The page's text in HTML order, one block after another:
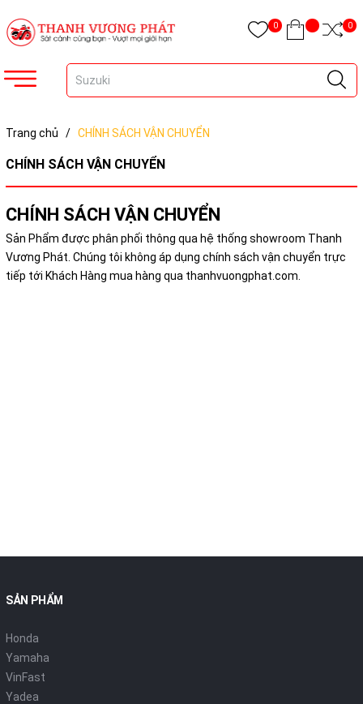
0 0
Trang chủ / CHÍNH SÁCH VẬN CHUYỂN
CHÍNH SÁCH VẬN CHUYỂN
CHÍNH SÁCH VẬN CHUYỂN
Sản Phẩm được phân phối thông qua hệ thống showroom Thanh
Vương Phát. Chúng tôi không áp dụng chính sách vận chuyển trực
tiếp tới Khách Hàng mua hàng qua thanhvuongphat.com.
SẢN PHẨM
Honda
Yamaha
VinFast
Yadea